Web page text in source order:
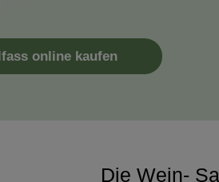
online kaufen
Die Wein-